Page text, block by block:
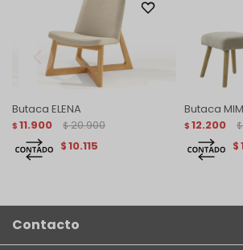
Butaca ELENA
$ 11.900 $ 20.900
$10.115
Butaca
$ 12.200 $
$
Contacto